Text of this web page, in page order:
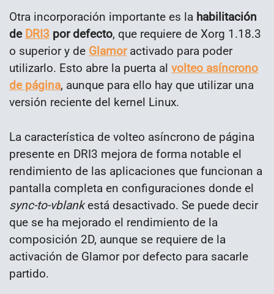
Otra incorporación importante es la habilitación
de DRI3 por defecto, que requiere de Xorg 1.18.3
o superior y de Glamoractivado para poder
utilizarlo. Esto abre la puerta al volteo asíncrono
de página, aunque para ello hay que utilizar una
versión reciente del kernel Linux.
La característica de volteo asíncrono de página
presente en DRI3 mejora de forma notable el
rendimiento de las aplicaciones que funcionan a
pantalla completa en configuraciones donde el
sync-to-vblankestá desactivado. Se puede decir
que se ha mejorado el rendimiento de la
composición 2D, aunque se requiere de la
activación de Glamor por defecto para sacarle
partido.